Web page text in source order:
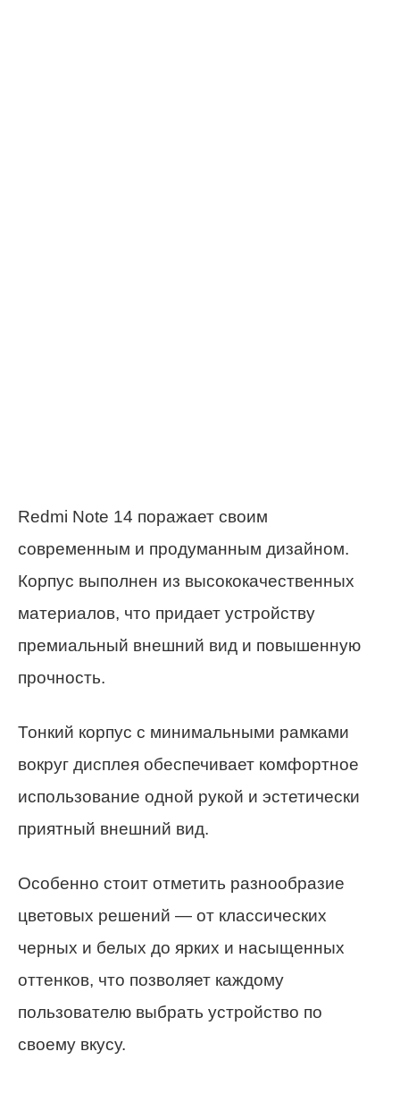
Redmi Note 14 поражает своим
современным и продуманным дизайном.
Корпус выполнен из высококачественных
материалов, что придает устройству
премиальный внешний вид и повышенную
прочность.
Тонкий корпус с минимальными рамками
вокруг дисплея обеспечивает комфортное
использование одной рукой и эстетически
приятный внешний вид.
Особенно стоит отметить разнообразие
цветовых решений — от классических
черных и белых до ярких и насыщенных
оттенков, что позволяет каждому
пользователю выбрать устройство по
своему вкусу.